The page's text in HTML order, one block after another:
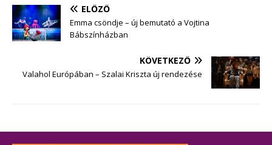
ELŐZŐ
Emma csöndje – új bemutató a Vojtina
Bábszínházban
KÖVETKEZŐ
Valahol Európában – Szalai Kriszta új rendezése